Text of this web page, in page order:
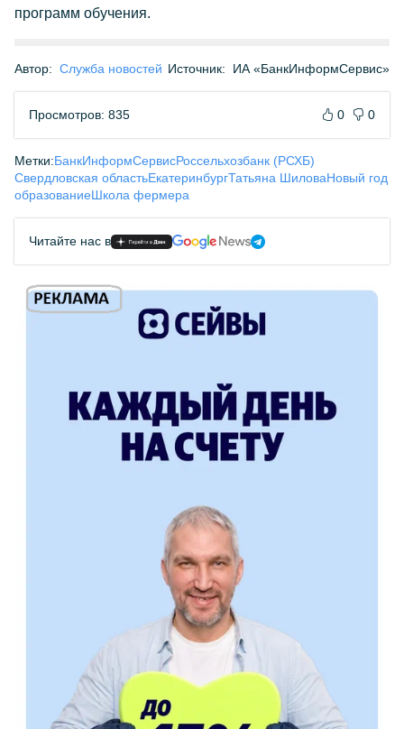
программ обучения.
Автор: Служба новостей Источник: ИА «БанкИнформСервис»
Просмотров: 835 0 0
Метки:БанкИнформСервисРоссельхозбанк (РСХБ)
Свердловская областьЕкатеринбургТатьяна ШиловаНовый год
образованиеШкола фермера
Читайте нас в